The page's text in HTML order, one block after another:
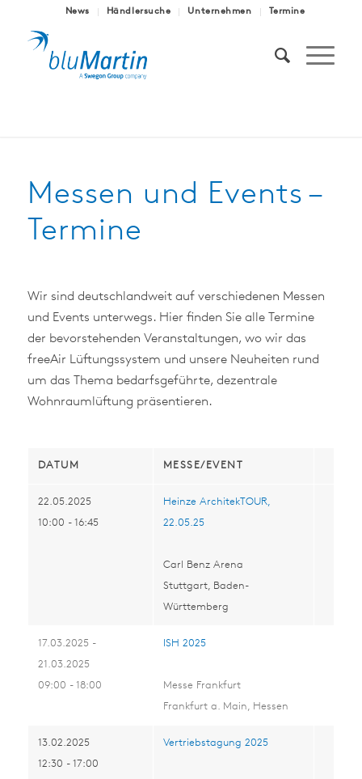
News Händlersuche Unternehmen Termine
Messen und Events –
Termine
Wir sind deutschlandweit auf verschiedenen Messen
und Events unterwegs. Hier finden Sie alle Termine
der bevorstehenden Veranstaltungen, wo wir das
freeAir Lüftungssystem und unsere Neuheiten rund
um das Thema bedarfsgeführte, dezentrale
Wohnraumlüftung präsentieren.
DATUM MESSE/EVENT
22.05.2025
10:00 - 16:45
Heinze ArchitekTOUR,
22.05.25
Carl Benz Arena
Stuttgart, Baden-
Württemberg
17.03.2025 -
21.03.2025
09:00 - 18:00
ISH 2025
Messe Frankfurt
Frankfurt a. Main, Hessen
13.02.2025
12:30 - 17:00
Vertriebstagung 2025